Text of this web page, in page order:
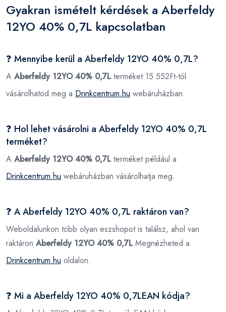
Gyakran ismételt kérdések a Aberfeldy
12YO 40% 0,7L kapcsolatban
❓ Mennyibe kerül a Aberfeldy 12YO 40% 0,7L?
A Aberfeldy 12YO 40% 0,7Lterméket 15 552Ft-tól
vásárolhatod meg a Drinkcentrum.hu webáruházban.
❓ Hol lehet vásárolni a Aberfeldy 12YO 40% 0,7L
terméket?
A Aberfeldy 12YO 40% 0,7Lterméket például a
Drinkcentrum.hu webáruházban vásárolhatja meg.
❓ A Aberfeldy 12YO 40% 0,7L raktáron van?
Weboldalunkon több olyan eszshopot is találsz, ahol van
raktáron Aberfeldy 12YO 40% 0,7LMegnézheted a
Drinkcentrum.hu oldalon.
❓ Mi a Aberfeldy 12YO 40% 0,7LEAN kódja?